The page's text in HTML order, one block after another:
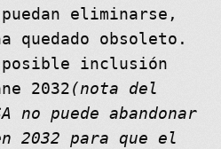
eliminarse,
quedado obsoleto.
posible inclusión
2032(nota del
puede abandonar
2032 para que el